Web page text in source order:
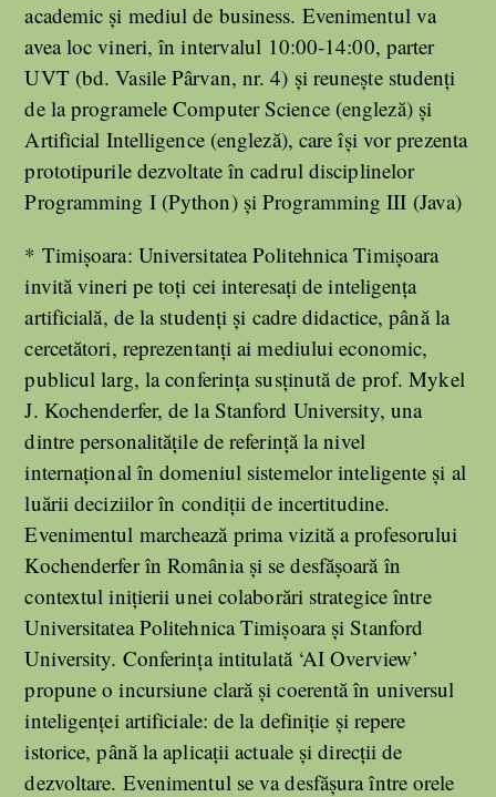
academic şi mediul de business. Evenimentul va
avea loc vineri, în intervalul 10:00-14:00, parter
UVT (bd. Vasile Pârvan, nr. 4) şi reuneşte studenţi
de la programele Computer Science (engleză) şi
Artificial Intelligence (engleză), care îşi vor prezenta
prototipurile dezvoltate în cadrul disciplinelor
Programming I (Python) şi Programming III (Java)
* Timişoara: Universitatea Politehnica Timişoara
invită vineri pe toţi cei interesaţi de inteligenţa
artificială, de la studenţi şi cadre didactice, până la
cercetători, reprezentanţi ai mediului economic,
publicul larg, la conferinţa susţinută de prof. Mykel
J. Kochenderfer, de la Stanford University, una
dintre personalităţile de referinţă la nivel
internaţional în domeniul sistemelor inteligente şi al
luării deciziilor în condiţii de incertitudine.
Evenimentul marchează prima vizită a profesorului
Kochenderfer în România şi se desfăşoară în
contextul iniţierii unei colaborări strategice între
Universitatea Politehnica Timişoara şi Stanford
University. Conferinţa intitulată ‘AI Overview’
propune o incursiune clară şi coerentă în universul
inteligenţei artificiale: de la definiţie şi repere
istorice, până la aplicaţii actuale şi direcţii de
dezvoltare. Evenimentul se va desfăşura între orele